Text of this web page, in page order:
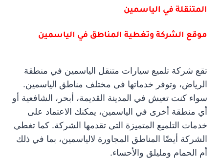
المتنقلة في الياسمين
موقع الشركة وتغطية المناطق في الياسمين
تقع شركة تلميع سيارات متنقل الياسمين في منطقة
الرياض، وتوفر خدماتها في مختلف مناطق الياسمين.
سواء كنت تعيش في المدينة القديمة، أبحر، الشافعية أو
أي منطقة أخرى في الياسمين، يمكنك الاعتماد على
خدمات التلميع المتميزة التي تقدمها الشركة. كما تغطي
الشركة أيضًا المناطق المجاورة لالياسمين، بما في ذلك
أم الحمام ومليلق والأحساء.